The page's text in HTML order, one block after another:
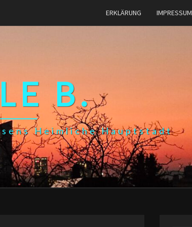
ERKLÄRUNG IMPRESSUM
B.
Heimliche Hauptstadt